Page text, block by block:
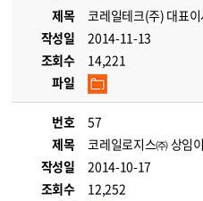
제목
코레일테크(주) 대표
작성일
2014-11-13
조회수
14,221
파일
번호
57
제목
코레일로지스㈜ 상임
작성일
2014-10-17
조회수
12,252